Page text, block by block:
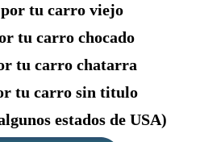
por tu carro viejo
tu carro chocado
tu carro chatarra
tu carro sin titulo
estados de USA)